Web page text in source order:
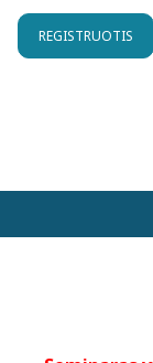
REGISTRUOTIS